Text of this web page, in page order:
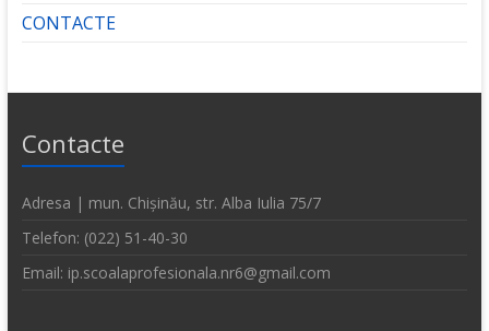
CONTACTE
Contacte
Adresa | mun. Chișinău, str. Alba Iulia 75/7
Telefon: (022) 51-40-30
Email: ip.scoalaprofesionala.nr6@gmail.com